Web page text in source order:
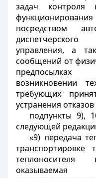
задач контроля
посредством
управления, а
сообщений от
возникновении
требующих
устранения
подпункты 9),
следующей
«9) передача
оказываемая